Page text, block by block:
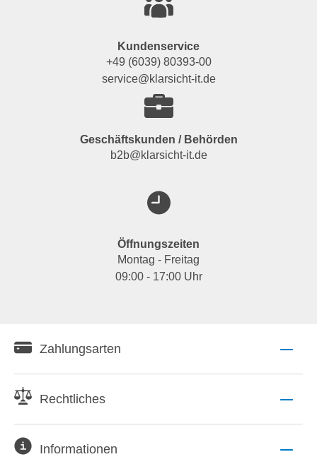
Kundenservice
+49 (6039) 80393-00
service@klarsicht-it.de
Geschäftskunden / Behörden
b2b@klarsicht-it.de
Öffnungszeiten
Montag - Freitag
09:00 - 17:00 Uhr
Zahlungsarten
Rechtliches
Informationen